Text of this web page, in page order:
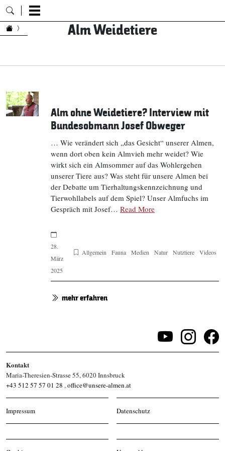
Zum Inhalt springen Alm Weidetiere
Alm ohne Weidetiere? Interview mit
Bundesobmann Josef Obweger
… Wie verändert sich „das Gesicht“ unserer Almen,
wenn dort oben kein Almvieh mehr weidet? Wie
wirkt sich ein Almsommer auf das Wohlergehen
unserer Tiere aus? Was steht für unsere Almen bei
der Debatte um Tierhaltungskennzeichnung und
Tierwohllabels auf dem Spiel? Unser Almfuchs im
Gespräch mit Josef… Read More
28.
März
2025
Allgemein Fauna Medien Natur Nutztiere Videos
mehr erfahren
Kontakt
Maria-Theresien-Strasse 55, 6020 Innsbruck
+43 512 57 57 01 28 ,office@unsere-almen.at
Impressum Datenschutz